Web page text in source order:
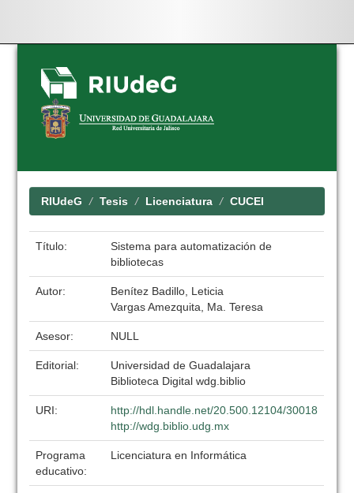
Skip
navigation
RIUdeG Tesis Licenciatura CUCEI
Título:
Sistema para automatización de
bibliotecas
Autor:
Benítez Badillo, Leticia
Vargas Amezquita, Ma. Teresa
Asesor: NULL
Editorial:
Universidad de Guadalajara
Biblioteca Digital wdg.biblio
URI:
http://hdl.handle.net/20.500.12104/30018
http://wdg.biblio.udg.mx
Programa
educativo:
Licenciatura en Informática